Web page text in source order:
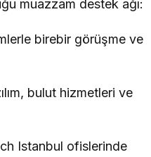
muazzam destek ağı:
birebir görüşme ve
bulut hizmetleri ve
Istanbul ofislerinde